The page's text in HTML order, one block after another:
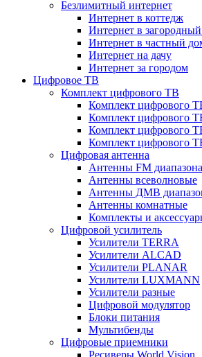
Безлимитный интернет
Интернет в коттедж
Интернет в
Интернет в частный
Интернет на дачу
Интернет за городом
Цифровое ТВ
Комплект цифрового ТВ
Комплект цифрового
Комплект цифрового
Комплект цифрового
Комплект цифрового
Цифровая антенна
Антенны FM диапазона
Антенны всеволновые
Антенны ДМВ
Антенны комнатные
Комплекты и
Цифровой усилитель
Усилители TERRA
Усилители ALCAD
Усилители PLANAR
Усилители LUXMANN
Усилители разные
Цифровой модулятор
Блоки питания
Мультибенды
Цифровые приемники
Ресиверы World Vision